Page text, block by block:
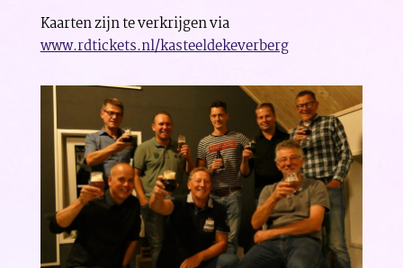
Kaarten zijn te verkrijgen via
www.rdtickets.nl/kasteeldekeverberg